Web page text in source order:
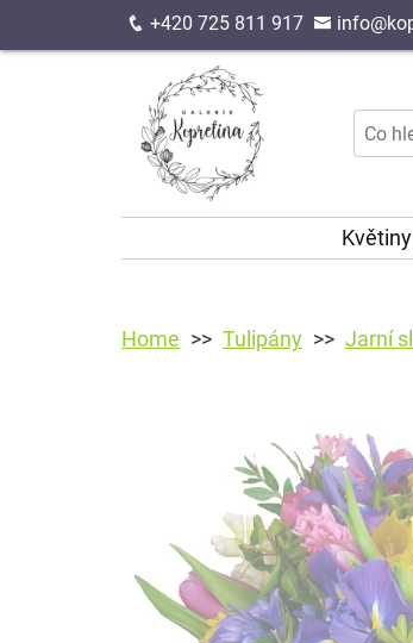
+420 725 811 917
Home Tulipány Jarní